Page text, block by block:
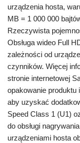
urządzenia hosta,
MB = 1 000 000
Rzeczywista
Obsługa wideo Full
zależności od
czynników. Więcej
stronie internetowej
opakowanie produktu
aby uzyskać
Speed Class 1 (U1)
do obsługi
urządzeniami hosta